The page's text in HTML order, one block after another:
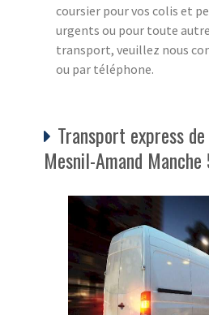
coursier pour vos colis et
urgents ou pour toute
transport, veuillez nous
ou par téléphone.
Transport express
Mesnil-Amand Manche